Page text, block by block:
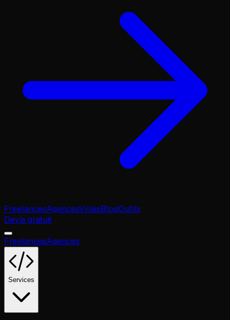
FreelancesAgencesVillesBlogOutils
Devis gratuit
FreelancesAgences
Services